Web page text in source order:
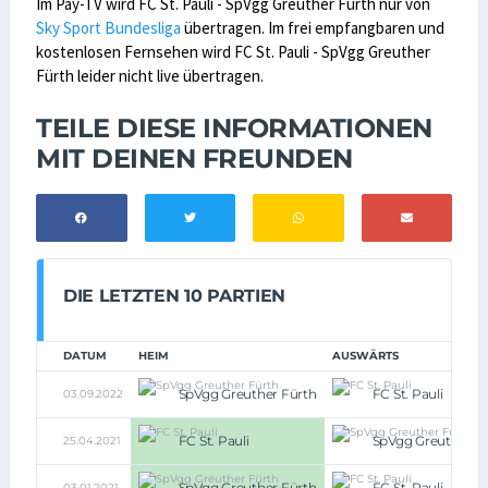
Sky Sport Bundesliga übertragen. Im frei empfangbaren und
kostenlosen Fernsehen wird FC St. Pauli - SpVgg Greuther
Fürth leider nicht live übertragen.
TEILE DIESE INFORMATIONEN
MIT DEINEN FREUNDEN
DIE LETZTEN 10 PARTIEN
DATUM HEIM AUSWÄRTS
03.09.2022 SpVgg Greuther Fürth FC St. Pauli
25.04.2021 FC St. Pauli SpVgg Greuther